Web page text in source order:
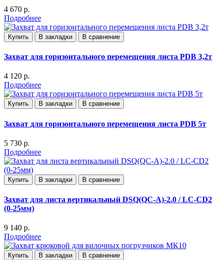
4 670 р.
Подробнее
Купить В закладки В сравнение
Захват для горизонтального перемещения листа PDB 3,2т
4 120 р.
Подробнее
Купить В закладки В сравнение
Захват для горизонтального перемещения листа PDB 5т
5 730 р.
Подробнее
Купить В закладки В сравнение
Захват для листа вертикальный DSQ(QC-A)-2.0 / LC-CD2
(0-25мм)
9 140 р.
Подробнее
Купить В закладки В сравнение